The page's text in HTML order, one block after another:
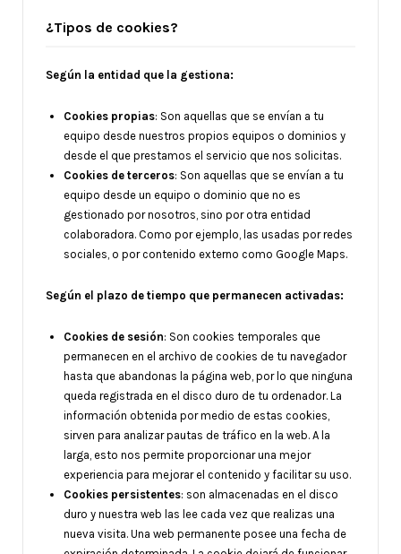
¿Tipos de cookies?
Según la entidad que la gestiona:
Cookies propias: Son aquellas que se envían a tu
equipo desde nuestros propios equipos o dominios y
desde el que prestamos el servicio que nos solicitas.
Cookies de terceros: Son aquellas que se envían a tu
equipo desde un equipo o dominio que no es
gestionado por nosotros, sino por otra entidad
colaboradora. Como por ejemplo, las usadas por redes
sociales, o por contenido externo como Google Maps.
Según el plazo de tiempo que permanecen activadas:
Cookies de sesión: Son cookies temporales que
permanecen en el archivo de cookies de tu navegador
hasta que abandonas la página web, por lo que ninguna
queda registrada en el disco duro de tu ordenador. La
información obtenida por medio de estas cookies,
sirven para analizar pautas de tráfico en la web. A la
larga, esto nos permite proporcionar una mejor
experiencia para mejorar el contenido y facilitar su uso.
Cookies persistentes: son almacenadas en el disco
duro y nuestra web las lee cada vez que realizas una
nueva visita. Una web permanente posee una fecha de